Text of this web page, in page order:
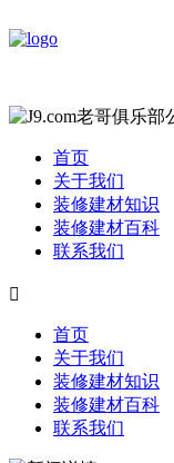
首页
关于我们
装修建材知识
装修建材百科
联系我们

首页
关于我们
装修建材知识
装修建材百科
联系我们